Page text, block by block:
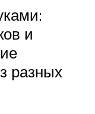
и
разных